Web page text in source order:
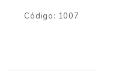
Código: 1007